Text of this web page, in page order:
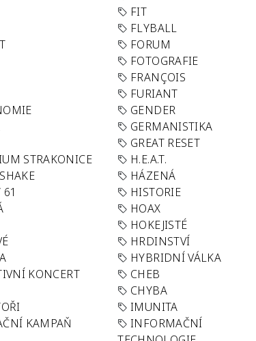
FIT
FLYBALL
FORUM
FOTOGRAFIE
FRANÇOIS
FURIANT
GENDER
GERMANISTIKA
GREAT RESET
STRAKONICE
H.E.A.T.
HÁZENÁ
HISTORIE
HOAX
HOKEJISTÉ
HRDINSTVÍ
HYBRIDNÍ VÁLKA
KONCERT
CHEB
CHYBA
IMUNITA
KAMPAŇ
INFORMAČNÍ